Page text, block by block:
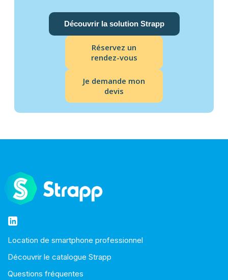
Découvrir la solution Strapp
Réservez un
rendez-vous
Je demande mon
devis
Location de smartphone professionnel
Découvrir le catalogue Strapp
Questions fréquentes